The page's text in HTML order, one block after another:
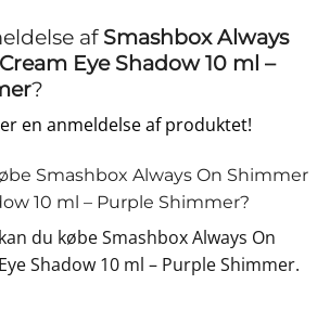
af Smashbox Always
Eye Shadow 10 ml –
?
en anmeldelse af produktet!
Smashbox Always On Shimmer
10 ml – Purple Shimmer?
du købe Smashbox Always On
Shadow 10 ml – Purple Shimmer.